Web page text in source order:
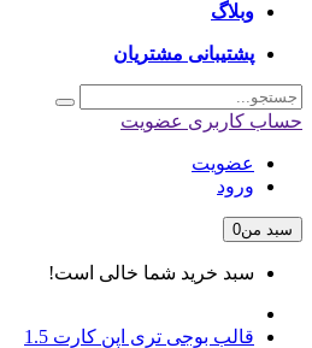
وبلاگ
پشتیبانی مشتریان
حساب کاربری عضویت
عضویت
ورود
سبد من0
سبد خرید شما خالی است!
قالب بوجی تری اپن کارت 1.5